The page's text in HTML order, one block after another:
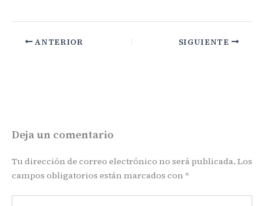
ANTERIOR SIGUIENTE
Deja un comentario
Tu dirección de correo electrónico no será publicada. Los
campos obligatorios están marcados con *